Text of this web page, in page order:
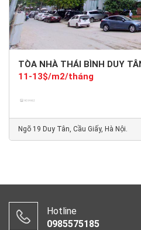
TÒA NHÀ THÁI BÌNH DUY
11-13$/m2/tháng
Ngõ 19 Duy Tân, Cầu Giấy, Hà Nội.
Hotline
0985575185